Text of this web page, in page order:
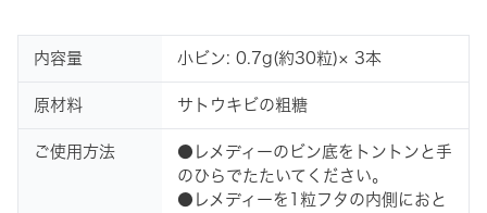
内容量 小ビン: 0.7g(約30粒)× 3本
原材料 サトウキビの粗糖
ご使用方法
●レメディーのビン底をトントンと手
のひらでたたいてください。
●レメディーを1粒フタの内側におと